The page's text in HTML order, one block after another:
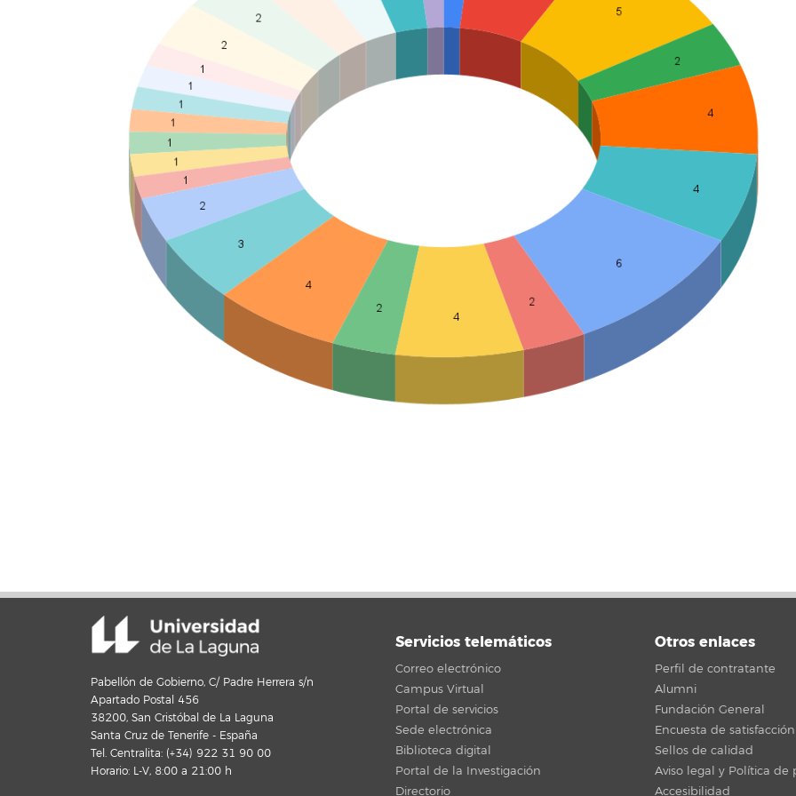
Pabellón de Gobierno, C/ Padre Herrera s/n
Apartado Postal 456
38200, San Cristóbal de La Laguna
Santa Cruz de Tenerife - España
Tel. Centralita: (+34) 922 31 90 00
Horario: L-V, 8:00 a 21:00 h
Servicios telemáticos
Correo electrónico
Campus Virtual
Portal de servicios
Sede electrónica
Biblioteca digital
Portal de la Investigación
Directorio
Otros enlaces
Perfil de contratante
Alumni
Fundación General
Encuesta de satisfacción
Sellos de calidad
Aviso legal y Política de
Accesibilidad